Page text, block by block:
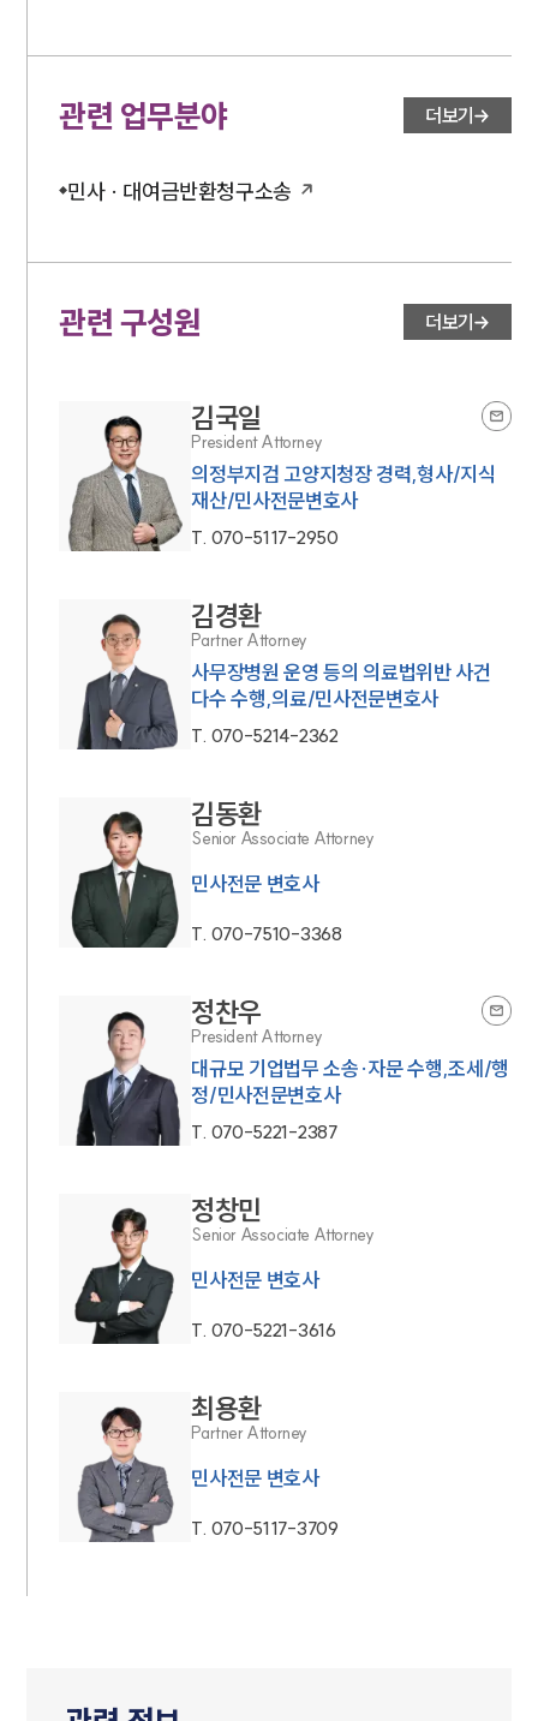
관련 업무분야 더보기
민사 · 대여금반환청구소송
관련 구성원 더보기
김국일
President Attorney
의정부지검 고양지청장 경력,형사/지식
재산/민사전문변호사
T. 070-5117-2950
김경환
Partner Attorney
사무장병원 운영 등의 의료법위반 사건
다수 수행,의료/민사전문변호사
T. 070-5214-2362
김동환
Senior Associate Attorney
민사전문 변호사
T. 070-7510-3368
정찬우
President Attorney
대규모 기업법무 소송·자문 수행,조세/행
정/민사전문변호사
T. 070-5221-2387
정창민
Senior Associate Attorney
민사전문 변호사
T. 070-5221-3616
최용환
Partner Attorney
민사전문 변호사
T. 070-5117-3709